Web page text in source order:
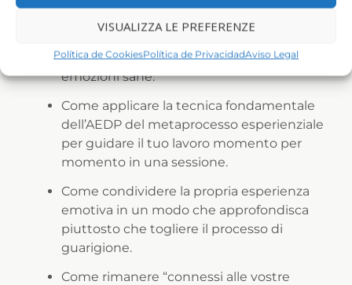
VISUALIZZA LE PREFERENZE
Política de CookiesPolítica de PrivacidadAviso Legal
Come tracciare i marcatori somatici e
ammorbidire le difese e accedere alle
emozioni sane.
Come applicare la tecnica fondamentale
dell’AEDP del metaprocesso esperienziale
per guidare il tuo lavoro momento per
momento in una sessione.
Come condividere la propria esperienza
emotiva in un modo che approfondisca
piuttosto che togliere il processo di
guarigione.
Come rimanere “connessi alle vostre